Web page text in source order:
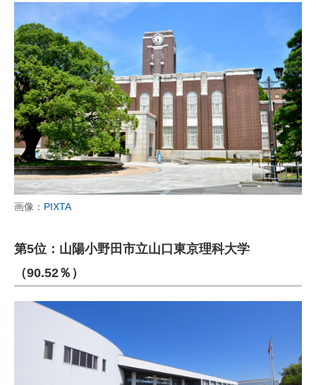
画像： PIXTA
第5位：山陽小野田市立山口東京理科大学
（90.52％）